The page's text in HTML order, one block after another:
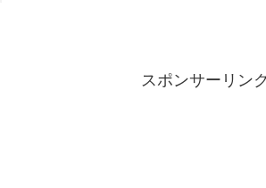
スポンサーリンク